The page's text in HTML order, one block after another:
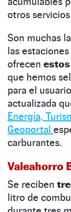
otros
Son muchas
las
ofrecen
que hemos
para el
actualizada
Energía,
Geoportal
carburantes.
Valeahorro
Se reciben
litro de